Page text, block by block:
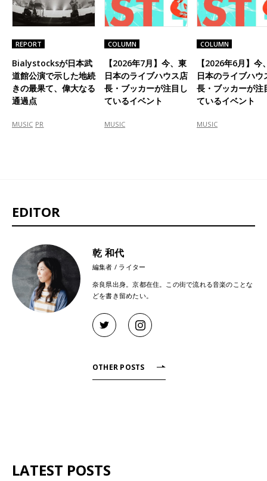
REPORT
Bialystocksが日本武
道館公演で示した地続
きの最果て、偉大なる
通過点
MUSIC PR
COLUMN
【2026年7月】今、東
日本のライブハウス店
長・ブッカーが注目し
ているイベント
MUSIC
COLUMN
【2026年6月】今
日本のライブハウ
長・ブッカーが注
ているイベント
MUSIC
EDITOR
乾 和代
編集者 / ライター
奈良県出身。京都在住。この街で流れる音楽のことな
どを書き留めたい。
OTHER POSTS
LATEST POSTS